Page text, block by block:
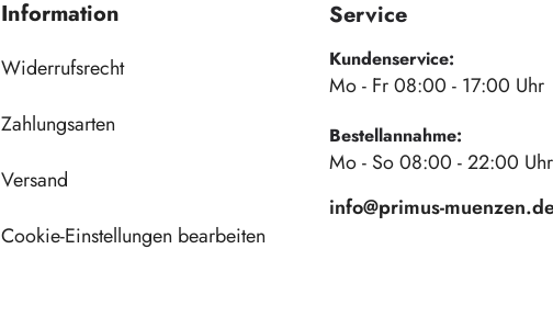
Information
Widerrufsrecht
Zahlungsarten
Versand
Cookie-Einstellungen bearbeiten
Service
Kundenservice:
Mo - Fr 08:00 - 17:00 Uhr
Bestellannahme:
Mo - So 08:00 - 22:00 Uhr
info@primus-